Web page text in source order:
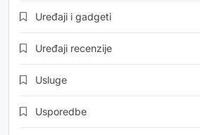
Uređaji i gadgeti
Uređaji recenzije
Usluge
Usporedbe